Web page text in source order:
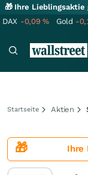
🎁 Ihre
DAX -0,09% Gold -
Startseite Aktien
🎁 Ihre